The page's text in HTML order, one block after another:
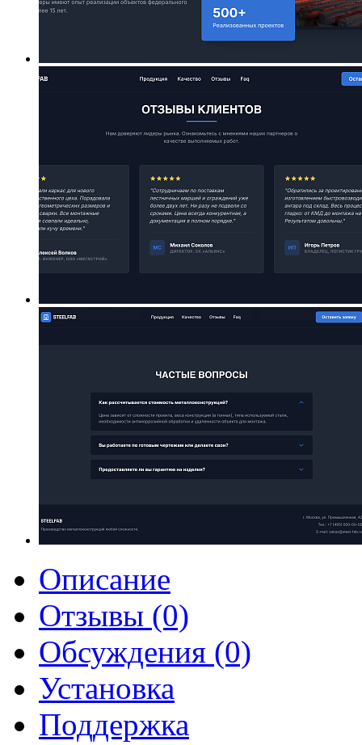
Описание
Отзывы (0)
Обсуждения (0)
Установка
Поддержка